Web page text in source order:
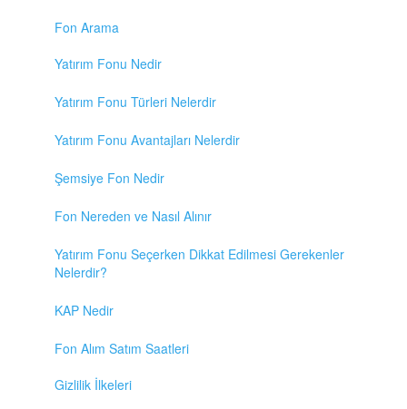
Fon Arama
Yatırım Fonu Nedir
Yatırım Fonu Türleri Nelerdir
Yatırım Fonu Avantajları Nelerdir
Şemsiye Fon Nedir
Fon Nereden ve Nasıl Alınır
Yatırım Fonu Seçerken Dikkat Edilmesi Gerekenler
Nelerdir?
KAP Nedir
Fon Alım Satım Saatleri
Gizlilik İlkeleri